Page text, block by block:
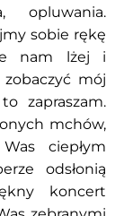
opluwania.
sobie rękę
nam lżej i
mój
zapraszam.
mchów,
ciepłym
odsłonią
koncert